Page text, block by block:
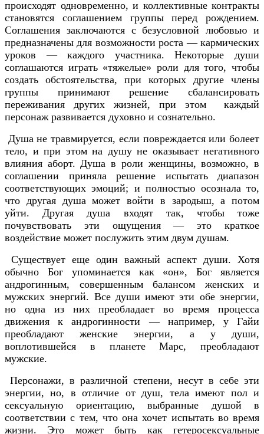
происходят одновременно, и коллективные контракты
становятся соглашением группы перед рождением.
Соглашения заключаются с безусловной любовью и
предназначены для возможности роста — кармических
уроков — каждого участника. Некоторые души
соглашаются играть «тяжелые» роли для того, чтобы
создать обстоятельства, при которых другие члены
группы принимают решение сбалансировать
переживания других жизней, при этом каждый
персонаж развивается духовно и сознательно.
Душа не травмируется, если повреждается или болеет
тело, и при этом на душу не оказывает негативного
влияния аборт. Душа в роли женщины, возможно, в
соглашении приняла решение испытать диапазон
соответствующих эмоций; и полностью осознала то,
что другая душа может войти в зародыш, а потом
уйти. Другая душа входят так, чтобы тоже
почувствовать эти ощущения — это краткое
воздействие может послужить этим двум душам.
Существует еще один важный аспект души. Хотя
обычно Бог упоминается как «он», Бог является
андрогинным, совершенным балансом женских и
мужских энергий. Все души имеют эти обе энергии,
но одна из них преобладает во время процесса
движения к андрогинности — например, у Гайи
преобладают женские энергии, а у души,
воплотившейся в планете Марс, преобладают
мужские.
Персонажи, в различной степени, несут в себе эти
энергии, но, в отличие от душ, тела имеют пол и
сексуальную ориентацию, выбранные душой в
соответствии с тем, что она хочет испытать во время
жизни. Это может быть как гетеросексуальные